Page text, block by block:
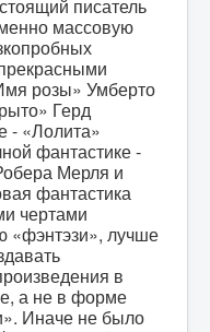
писатель
массовую
розы» Умберто
Герд
- «Лолита»
фантастике -
Мерля и
фантастика
чертами
«фэнтэзи», лучше
в
а не в форме
Иначе не было